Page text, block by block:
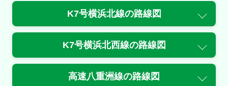
１車線規制
原因
工事
K7号横浜北線の路線図
K7号横浜北西線の路線図
高速八重洲線の路線図